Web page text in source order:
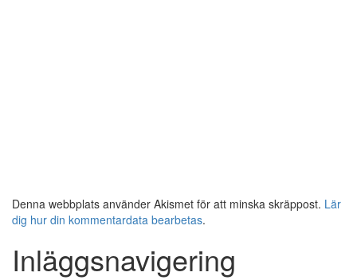
Denna webbplats använder Akismet för att minska skräppost. Lär
dig hur din kommentardata bearbetas.
Inläggsnavigering